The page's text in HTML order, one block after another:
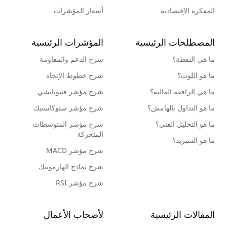
المفكرة الإقتصادية
أسعار المؤشرات
المصطلحات الرئيسية
ما هي النقطة؟
ما هو اللوت؟
ما هي الرافعة المالية؟
ما هو التداول بالهامش؟
ما هو التحليل الفني؟
ما هو السبريد؟
المؤشرات الرئيسية
شرح الدعم والمقاومة
شرح خطوط الإتجاه
شرح مؤشر فيبوناتشي
شرح مؤشر ستوكاستيك
شرح مؤشر المتوسطات
المتحركة
شرح مؤشر MACD
شرح نماذج الهارمونيك
شرح مؤشر RSI
المقالات الرئيسية لأصحاب الأعمال